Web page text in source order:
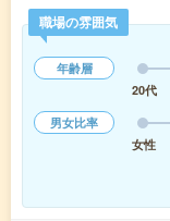
職場の雰囲気
年齢層
20代
男女比率
女性